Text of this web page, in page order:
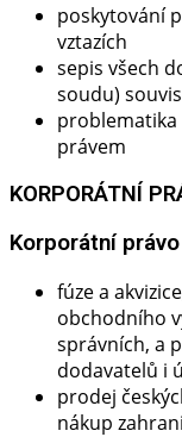
poskytování
vztazích
sepis všech
soudu)
právem
KORPORÁTNÍ
Korporátní právo​
fúze a
obchodního
správních, a
dodavatelů i
prodej
nákup